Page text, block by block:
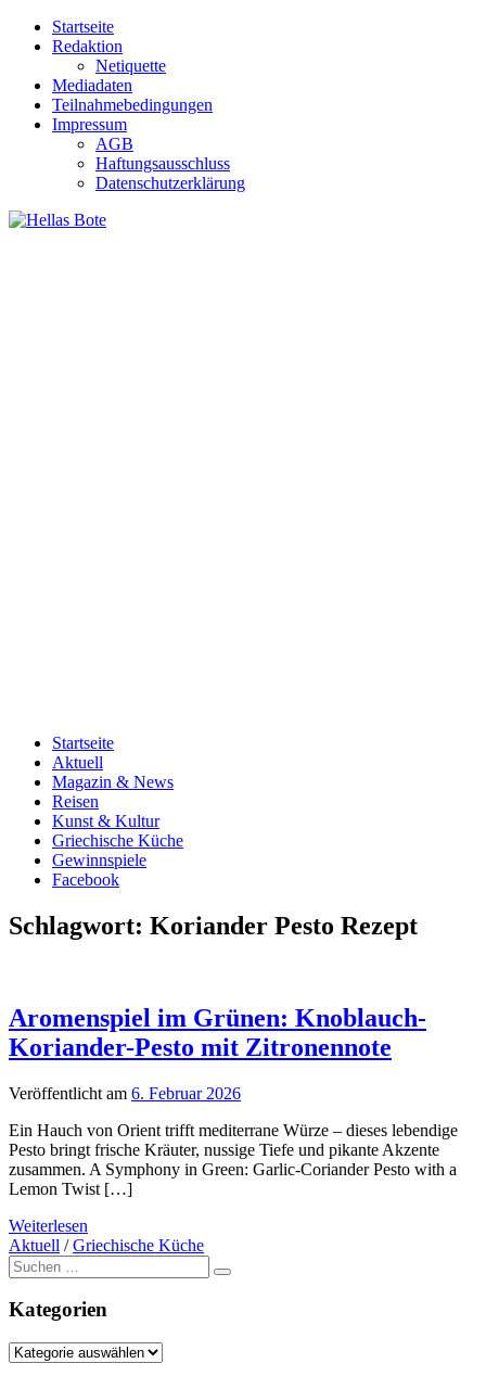
Zum
Inhalt
Startseite
Redaktion
Netiquette
Mediadaten
Teilnahmebedingungen
Impressum
AGB
Haftungsausschluss
Datenschutzerklärung
Startseite
Aktuell
Magazin & News
Reisen
Kunst & Kultur
Griechische Küche
Gewinnspiele
Facebook
Schlagwort: Koriander Pesto Rezept
Aromenspiel im Grünen: Knoblauch-
Koriander-Pesto mit Zitronennote
Veröffentlicht am 6. Februar 2026
Ein Hauch von Orient trifft mediterrane Würze – dieses lebendige
Pesto bringt frische Kräuter, nussige Tiefe und pikante Akzente
zusammen. A Symphony in Green: Garlic-Coriander Pesto with a
Lemon Twist […]
Weiterlesen
Aktuell /Griechische Küche
Suche
nach:
Kategorien
Kategorien